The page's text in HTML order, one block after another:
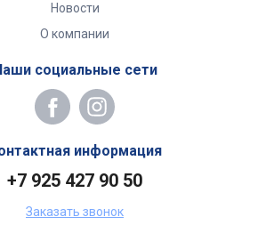
Новости
О компании
социальные сети
информация
+7 925 427 90 50
Заказать звонок